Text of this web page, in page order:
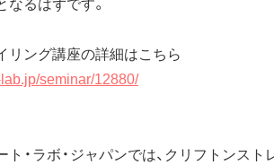
リング講座の詳細はこちら
seminar/12880/
ト・ラボ・ジャパンでは、クリフトンス